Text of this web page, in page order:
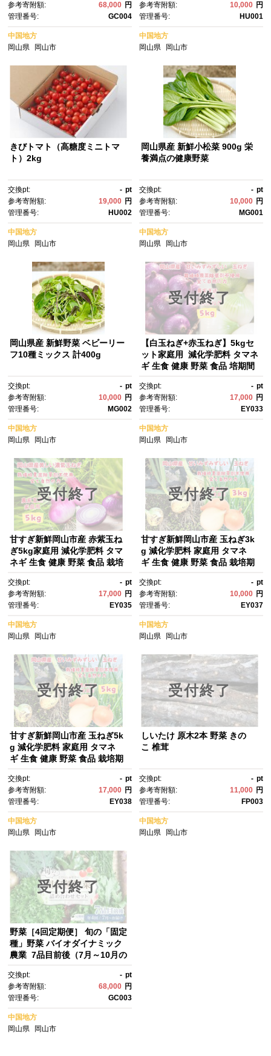
参考寄附額:
68,000 円
管理番号:
GC004
中国地方
岡山県
岡山市
参考寄附額:
10,000 円
管理番号:
HU001
中国地方
岡山県
岡山市
きびトマト（高糖度ミニトマ
ト）2kg
交換pt: - pt
参考寄附額:
19,000 円
管理番号:
HU002
中国地方
岡山県
岡山市
岡山県産 新鮮小松菜 900g 栄
養満点の健康野菜
交換pt: - pt
参考寄附額:
10,000 円
管理番号:
MG001
中国地方
岡山県
岡山市
岡山県産 新鮮野菜 ベビーリー
フ10種ミックス 計400g
交換pt: - pt
参考寄附額:
10,000 円
管理番号:
MG002
中国地方
岡山県
岡山市
受付終了
【白玉ねぎ+赤玉ねぎ】5kgセ
ット家庭用 減化学肥料 タマネ
ギ 生食 健康 野菜 食品 培期間
力 食べ比べ 訳あり(サイズ混
合)
交換pt: - pt
参考寄附額:
17,000 円
管理番号:
EY033
中国地方
岡山県
岡山市
受付終了
甘すぎ新鮮岡山市産 赤紫玉ね
ぎ5kg家庭用 減化学肥料 タマ
ネギ 生食 健康 野菜 食品 栽培
の力健康野菜 訳あり（サイズ
混合)
交換pt: - pt
参考寄附額:
17,000 円
管理番号:
EY035
中国地方
岡山県
岡山市
受付終了
甘すぎ新鮮岡山市産 玉ねぎ3k
g 減化学肥料 家庭用 タマネ
ギ 生食 健康 野菜 食品 栽培期
然の力健康野菜 訳あり（サイ
ズ混合)
交換pt: - pt
参考寄附額:
10,000 円
管理番号:
EY037
中国地方
岡山県
岡山市
受付終了
甘すぎ新鮮岡山市産 玉ねぎ5k
g 減化学肥料 家庭用 タマネ
ギ 生食 健康 野菜 食品 栽培期
然の力健康野菜 訳あり(サイズ
混合)
交換pt: - pt
参考寄附額:
17,000 円
管理番号:
EY038
中国地方
岡山県
岡山市
受付終了
しいたけ 原木2本 野菜 きの
こ 椎茸
交換pt: - pt
参考寄附額:
11,000 円
管理番号:
FP003
中国地方
岡山県
岡山市
受付終了
野菜［4回定期便］ 旬の「固定
種」野菜 バイオダイナミック
農業 7品目前後（7月～10月の
交換pt: - pt
参考寄附額:
68,000 円
管理番号:
GC003
中国地方
岡山県
岡山市